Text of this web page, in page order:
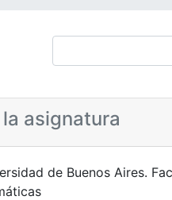
asignatura
de Buenos Aires.